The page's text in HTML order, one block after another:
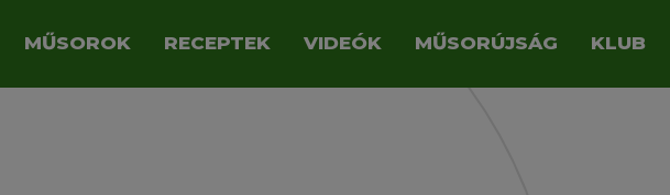
MŰSOROK RECEPTEK VIDEÓK MŰSORÚJSÁG KLUB